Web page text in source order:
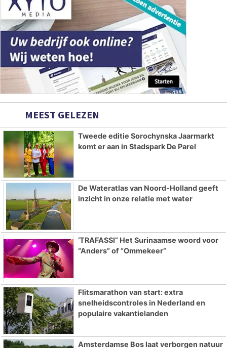
MEEST GELEZEN
Tweede editie Sorochynska Jaarmarkt
komt er aan in Stadspark De Parel
De Wateratlas van Noord-Holland geeft
inzicht in onze relatie met water
‘TRAFASSI” Het Surinaamse woord voor
“Anders” of “Ommekeer”
Flitsmarathon van start: extra
snelheidscontroles in Nederland en
populaire vakantielanden
Amsterdamse Bos laat verborgen natuur